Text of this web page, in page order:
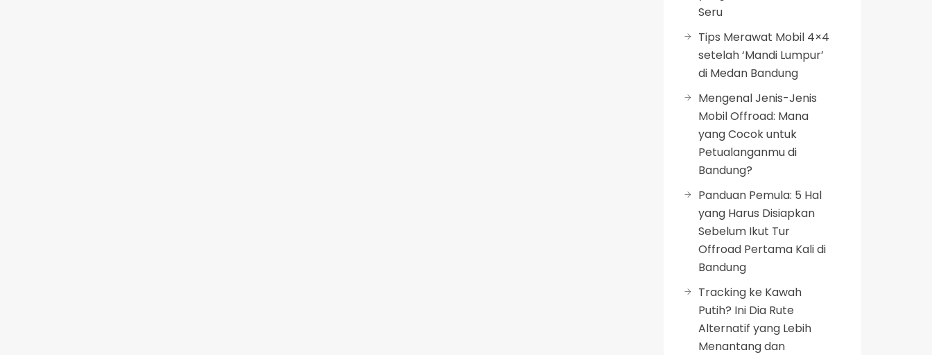
Seru
Tips Merawat Mobil 4×4
setelah ‘Mandi Lumpur’
di Medan Bandung
Mengenal Jenis-Jenis
Mobil Offroad: Mana
yang Cocok untuk
Petualanganmu di
Bandung?
Panduan Pemula: 5 Hal
yang Harus Disiapkan
Sebelum Ikut Tur
Offroad Pertama Kali di
Bandung
Tracking ke Kawah
Putih? Ini Dia Rute
Alternatif yang Lebih
Menantang dan